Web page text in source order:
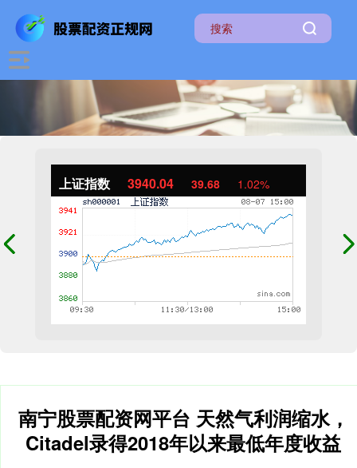
上证指数 3940.04 39.68 1.02%
南宁股票配资网平台 天然气利润缩水，
Citadel录得2018年以来最低年度收益